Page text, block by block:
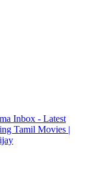
Inbox - Latest
Tamil Movies |